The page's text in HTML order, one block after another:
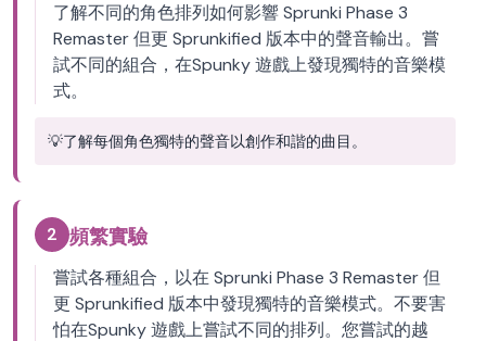
了解不同的角色排列如何影響 Sprunki Phase 3
Remaster 但更 Sprunkified 版本中的聲音輸出。嘗
試不同的組合，在Spunky 遊戲上發現獨特的音樂模
式。
💡了解每個角色獨特的聲音以創作和諧的曲目。
2 頻繁實驗
嘗試各種組合，以在 Sprunki Phase 3 Remaster 但
更 Sprunkified 版本中發現獨特的音樂模式。不要害
怕在Spunky 遊戲上嘗試不同的排列。您嘗試的越